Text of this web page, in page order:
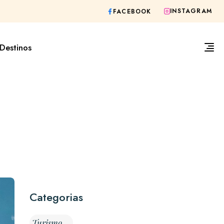
FACEBOOK INSTAGRAM
Destinos
Categorias